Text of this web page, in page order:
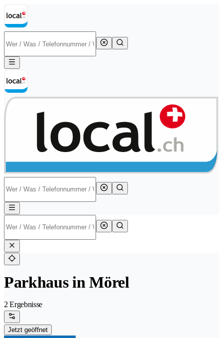
Parkhaus in Mörel
2 Ergebnisse
Jetzt geöffnet